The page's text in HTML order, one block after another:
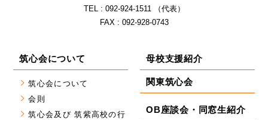
TEL : 092-924-1511 （代表）
FAX : 092-928-0743
筑心会について
筑心会について
会則
筑心会及び 筑紫高校の行
母校支援紹介
関東筑心会
OB座談会・同窓生紹介